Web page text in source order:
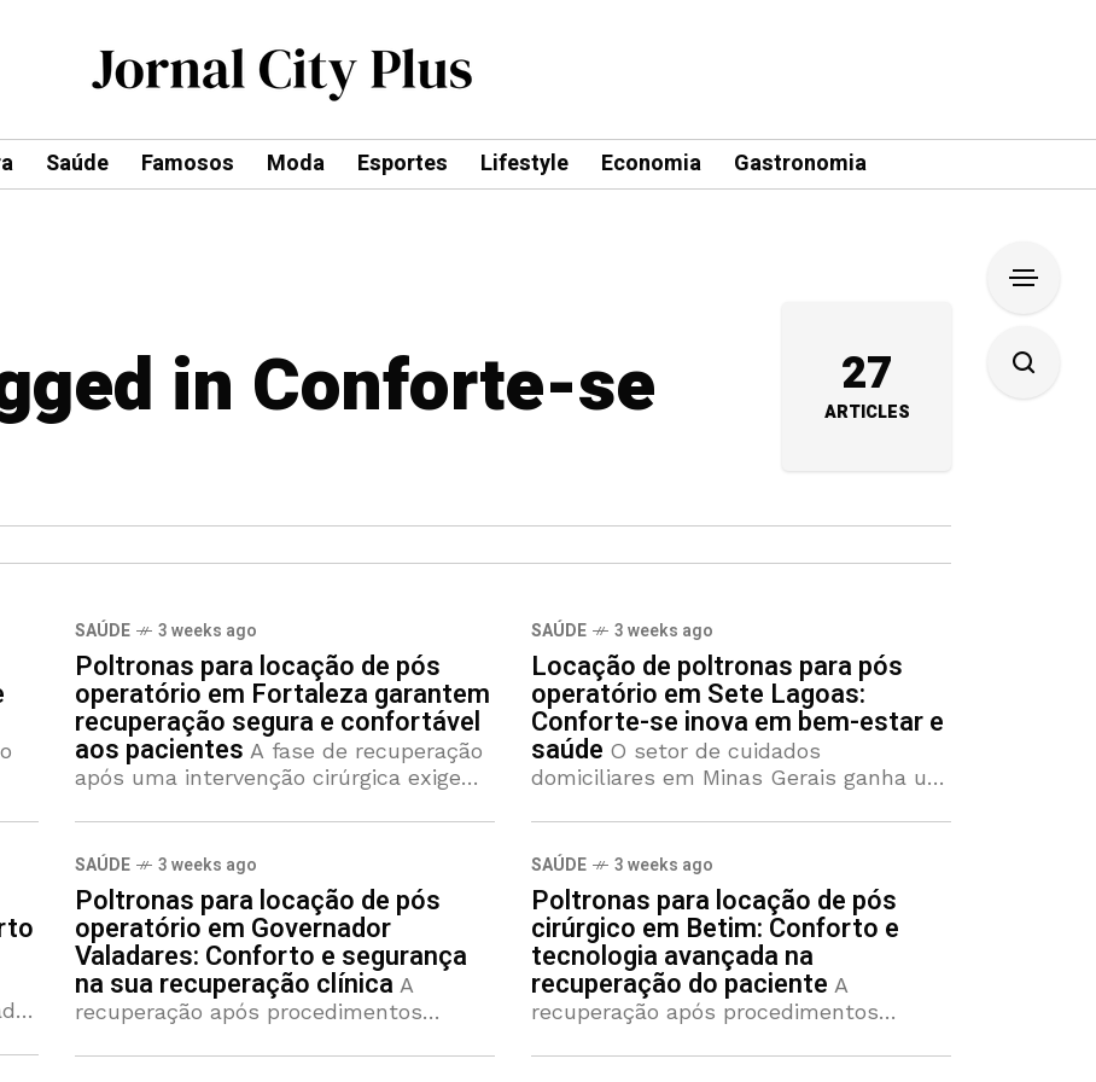
Saúde Famosos Moda Esportes Lifestyle Economia Gastronomia
in Conforte-se 27
ARTICLES
SAÚDE 3 weeks ago
Poltronas para locação de pós
operatório em Fortaleza garantem
recuperação segura e confortável
aos pacientes A fase de recuperação
após uma intervenção cirúrgica exige
medicamentos e do acompanhamento
médico. O repouso adequado é,
comprovadamente, um dos pilares
SAÚDE 3 weeks ago
Locação de poltronas para pós
operatório em Sete Lagoas:
Conforte-se inova em bem-estar e
saúde O setor de cuidados
domiciliares em Minas Gerais ganha um
serviços especializados em ergonomia e
recuperação assistida. A fase de
reabilitação após procedimentos
cirúrgicos
SAÚDE 3 weeks ago
Poltronas para locação de pós
operatório em Governador
Valadares: Conforto e segurança
na sua recuperação clínica A
recuperação após procedimentos
além dos medicamentos prescritos
SAÚDE 3 weeks ago
Poltronas para locação de pós
cirúrgico em Betim: Conforto e
tecnologia avançada na
recuperação do paciente A
recuperação após procedimentos
complexidade demanda atenção